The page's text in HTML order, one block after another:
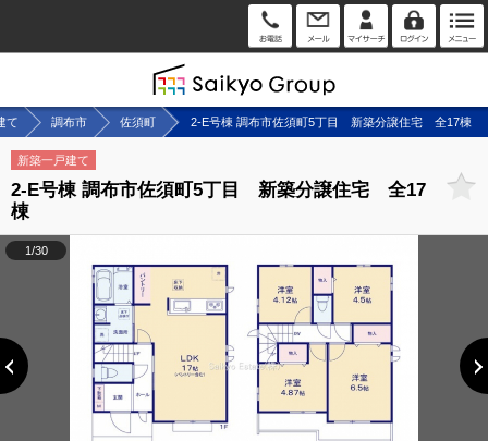
て 調布市 佐須町 2-E号棟 調布市佐須町5丁目 新築分譲住宅 全17棟
新築一戸建て
2-E号棟 調布市佐須町5丁目 新築分譲住宅 全17
棟
1/30